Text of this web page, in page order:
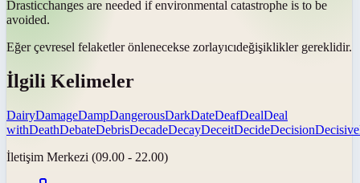
Drasticchanges are needed if environmental catastrophe is to be
avoided.
Eğer çevresel felaketler önlenecekse zorlayıcıdeğişiklikler gereklidir.
İlgili Kelimeler
DairyDamageDampDangerousDarkDateDeafDealDeal
withDeathDebateDebrisDecadeDecayDeceitDecideDecisionDecisive
İletişim Merkezi (09.00 - 22.00)